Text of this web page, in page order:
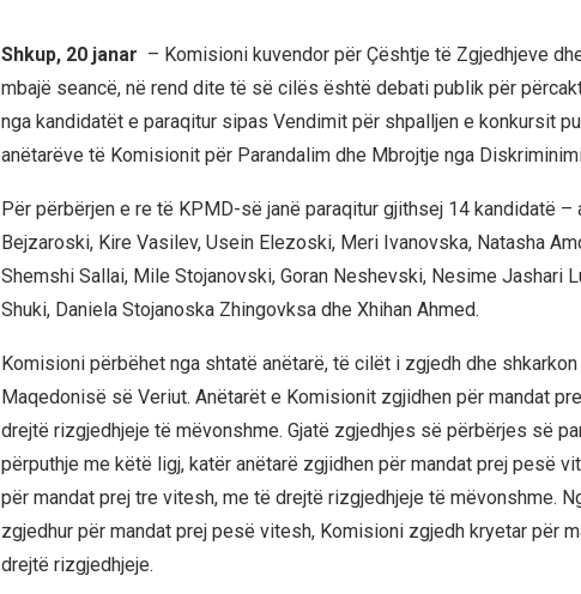
Shkup, 20 janar – Komisioni kuvendor për Çështje të Zgjedhjeve
mbajë seancë, në rend dite të së cilës është debati publik për
nga kandidatët e paraqitur sipas Vendimit për shpalljen e konkursit
anëtarëve të Komisionit për Parandalim dhe Mbrojtje nga
Për përbërjen e re të KPMD-së janë paraqitur gjithsej 14 kandidatë –
Bejzaroski, Kire Vasilev, Usein Elezoski, Meri Ivanovska, Natasha
Shemshi Sallai, Mile Stojanovski, Goran Neshevski, Nesime Jashari
Shuki, Daniela Stojanoska Zhingovksa dhe Xhihan Ahmed.
Komisioni përbëhet nga shtatë anëtarë, të cilët i zgjedh dhe
Maqedonisë së Veriut. Anëtarët e Komisionit zgjidhen për mandat
drejtë rizgjedhjeje të mëvonshme. Gjatë zgjedhjes së përbërjes së
përputhje me këtë ligj, katër anëtarë zgjidhen për mandat prej pesë
për mandat prej tre vitesh, me të drejtë rizgjedhjeje të mëvonshme.
zgjedhur për mandat prej pesë vitesh, Komisioni zgjedh kryetar për
drejtë rizgjedhjeje.